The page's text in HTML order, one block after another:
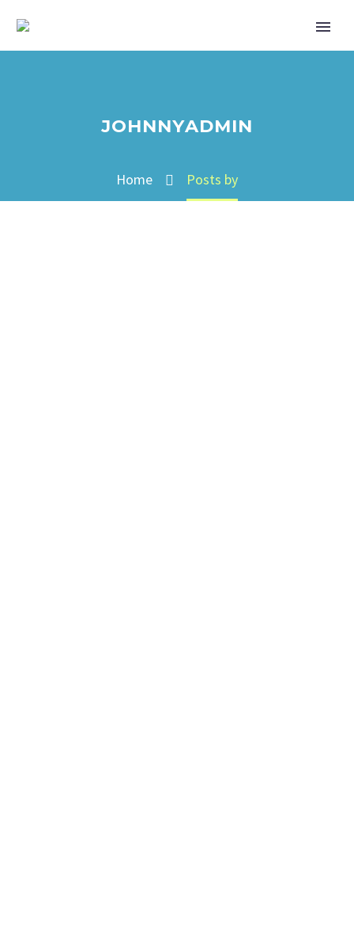
JOHNNYADMIN
Home Posts by